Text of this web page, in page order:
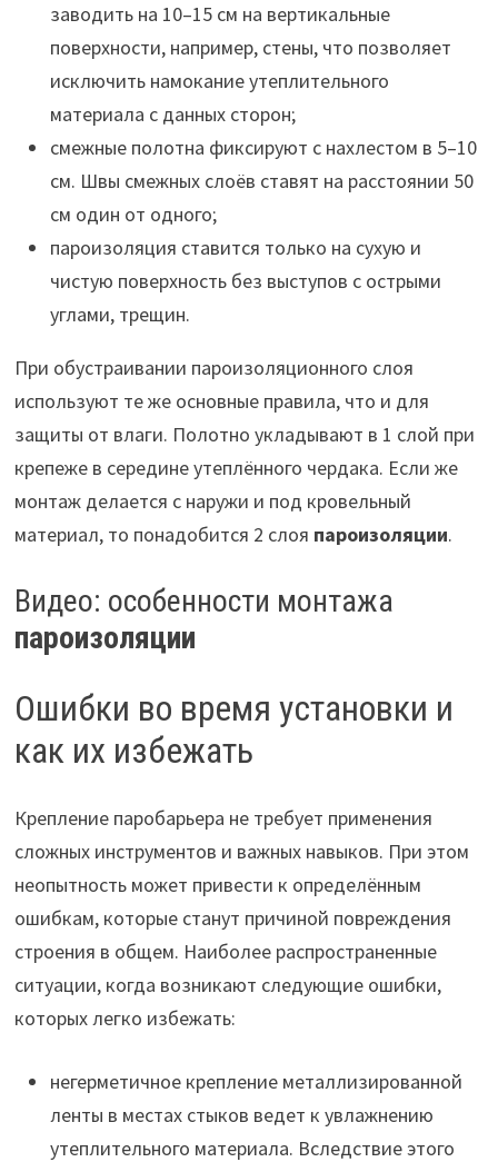
заводить на 10–15 см на вертикальные
поверхности, например, стены, что позволяет
исключить намокание утеплительного
материала с данных сторон;
смежные полотна фиксируют с нахлестом в 5–10
см. Швы смежных слоёв ставят на расстоянии 50
см один от одного;
пароизоляция ставится только на сухую и
чистую поверхность без выступов с острыми
углами, трещин.
При обустраивании пароизоляционного слоя
используют те же основные правила, что и для
защиты от влаги. Полотно укладывают в 1 слой при
крепеже в середине утеплённого чердака. Если же
монтаж делается с наружи и под кровельный
материал, то понадобится 2 слоя пароизоляции.
Видео: особенности монтажа
пароизоляции
Ошибки во время установки и
как их избежать
Крепление паробарьера не требует применения
сложных инструментов и важных навыков. При этом
неопытность может привести к определённым
ошибкам, которые станут причиной повреждения
строения в общем. Наиболее распространенные
ситуации, когда возникают следующие ошибки,
которых легко избежать:
негерметичное крепление металлизированной
ленты в местах стыков ведет к увлажнению
утеплительного материала. Вследствие этого